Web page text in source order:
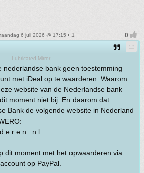
6 juli 2026 @ 17:15 • 1
Lubricated Mirror
nederlandse bank geen toestemming
met iDeal op te waarderen. Waarom
website van de Nederlandse bank
moment niet bij. En daarom dat
Bank de volgende website in Nederland
e r e n . n l
dit moment met het opwaarderen via
op PayPal.